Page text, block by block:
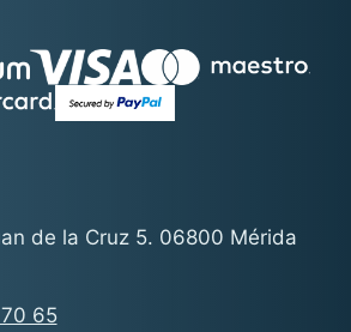
de la Cruz 5. 06800 Mérida
65